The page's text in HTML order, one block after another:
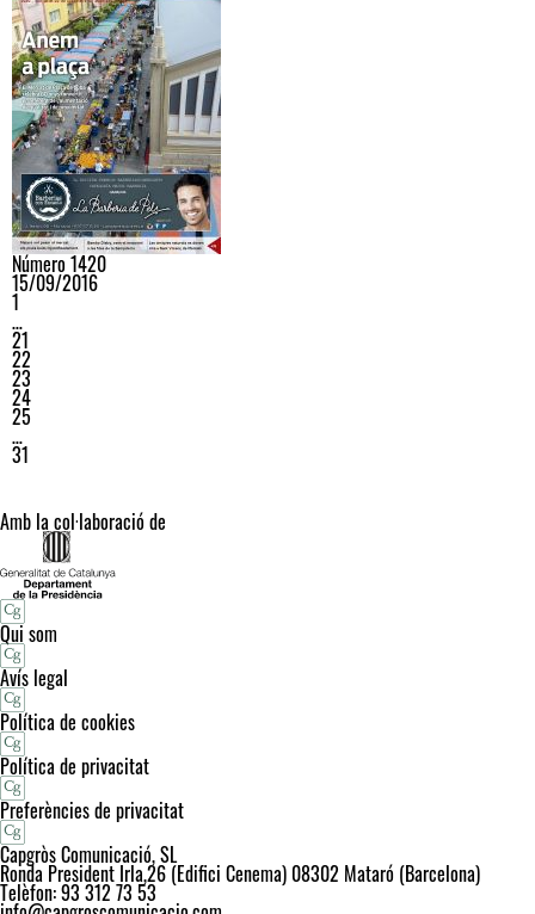
Número 1420
15/09/2016
1
…
21
22
23
24
25
…
31
Amb la col·laboració de
Qui som
Avís legal
Política de cookies
Política de privacitat
Preferències de privacitat
Capgròs Comunicació, SL
Ronda President Irla,26 (Edifici Cenema) 08302 Mataró (Barcelona)
Telèfon: 93 312 73 53